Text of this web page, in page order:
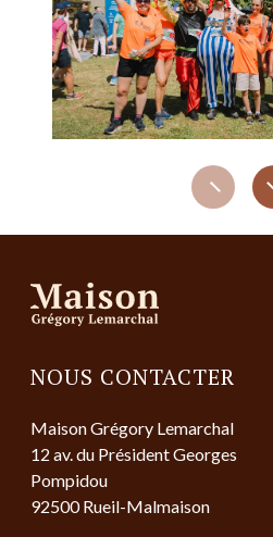
Prev
NOUS CONTACTER
Maison Grégory Lemarchal
12 av. du Président Georges
Pompidou
92500 Rueil-Malmaison